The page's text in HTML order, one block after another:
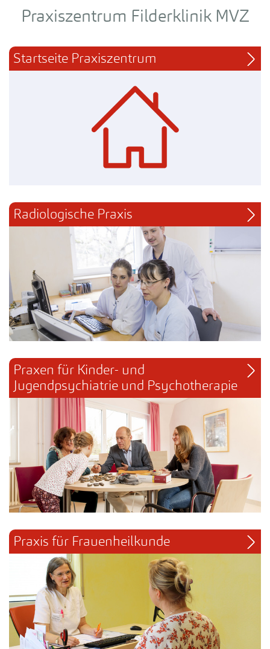
Praxiszentrum Filderklinik MVZ
Startseite Praxiszentrum
Radiologische Praxis
Praxen für Kinder- und
Jugendpsychiatrie und Psychotherapie
Praxis für Frauenheilkunde